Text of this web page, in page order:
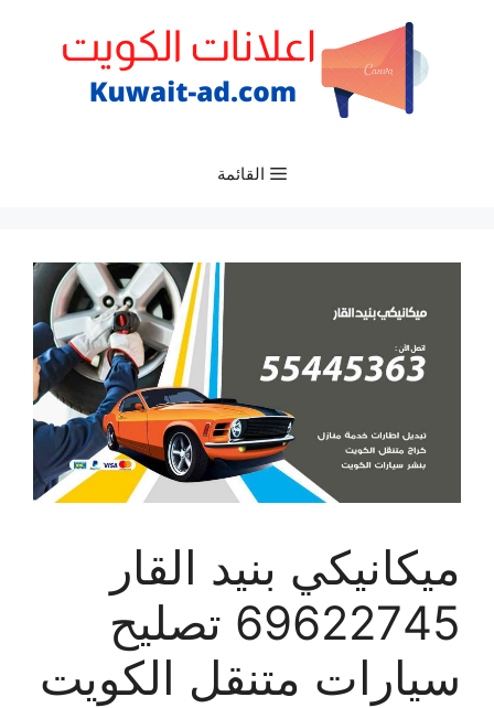
القائمة
ميكانيكي بنيد القار
69622745 تصليح
سيارات متنقل الكويت